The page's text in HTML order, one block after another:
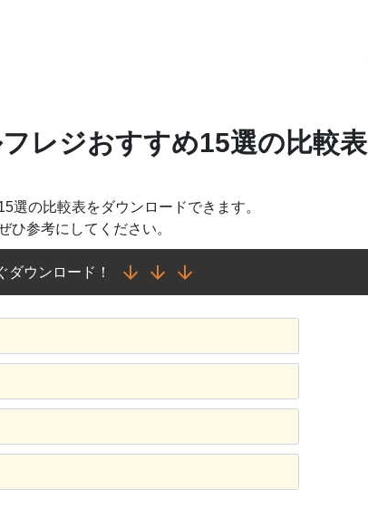
フレジおすすめ15選の比較表
選の比較表をダウンロードできます。
ひ参考にしてください。
ダウンロード！